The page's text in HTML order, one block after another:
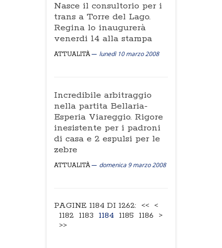
Nasce il consultorio per i
trans a Torre del Lago.
Regina lo inaugurerà
venerdi 14 alla stampa
ATTUALITÀ lunedì 10 marzo 2008
Incredibile arbitraggio
nella partita Bellaria-
Esperia Viareggio. Rigore
inesistente per i padroni
di casa e 2 espulsi per le
zebre
ATTUALITÀ domenica 9 marzo 2008
PAGINE 1184 DI 1262: << <
1182 1183 1184 1185 1186 >
>>